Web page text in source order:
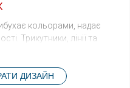
кольорами, надає
Трикутники, лінії та
ДИЗАЙН